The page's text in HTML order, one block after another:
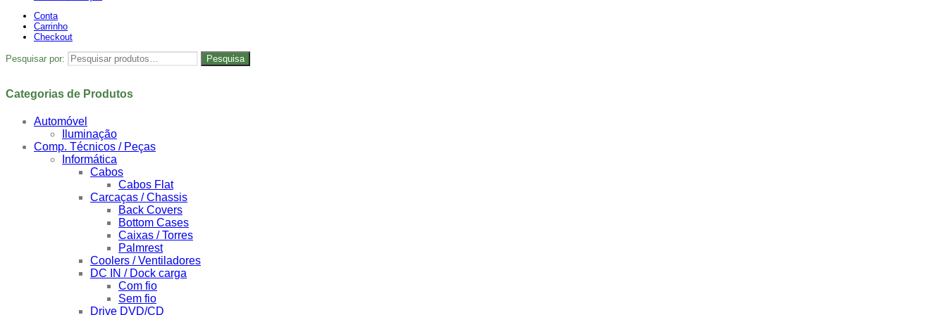
Conta
Carrinho
Checkout
Pesquisar por: Pesquisa
Categorias de Produtos
Automóvel
Iluminação
Comp. Técnicos / Peças
Informática
Cabos
Cabos Flat
Carcaças / Chassis
Back Covers
Bottom Cases
Caixas / Torres
Palmrest
Coolers / Ventiladores
DC IN / Dock carga
Com fio
Sem fio
Drive DVD/CD